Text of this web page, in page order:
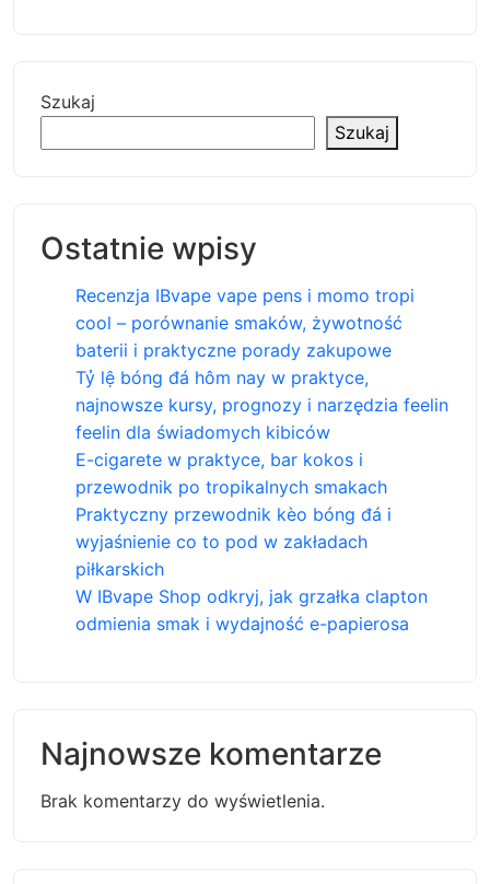
Szukaj
Szukaj
Ostatnie wpisy
Recenzja IBvape vape pens i momo tropi
cool – porównanie smaków, żywotność
baterii i praktyczne porady zakupowe
Tỷ lệ bóng đá hôm nay w praktyce,
najnowsze kursy, prognozy i narzędzia feelin
feelin dla świadomych kibiców
E-cigarete w praktyce, bar kokos i
przewodnik po tropikalnych smakach
Praktyczny przewodnik kèo bóng đá i
wyjaśnienie co to pod w zakładach
piłkarskich
W IBvape Shop odkryj, jak grzałka clapton
odmienia smak i wydajność e-papierosa
Najnowsze komentarze
Brak komentarzy do wyświetlenia.